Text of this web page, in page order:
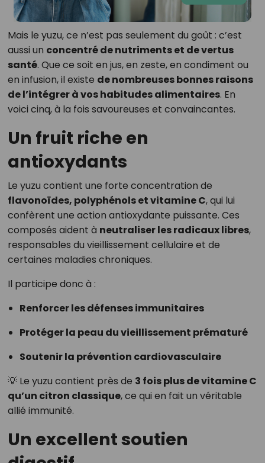
Mais le yuzu, ce n’est pas seulement du goût : c’est
aussi un concentré de nutriments et de vertus
santé. Que ce soit en jus, en zeste, en condiment ou
en infusion, il existe de nombreuses bonnes raisons
de l’intégrer à vos habitudes alimentaires. En
voici cinq, à la fois savoureuses et convaincantes.
Un fruit riche en
antioxydants
Le yuzu contient une forte concentration de
flavonoïdes, polyphénols et vitamine C, qui lui
confèrent une action antioxydante puissante. Ces
composés aident à neutraliser les radicaux libres,
responsables du vieillissement cellulaire et de
certaines maladies chroniques.
Il participe donc à :
Renforcer les défenses immunitaires
Protéger la peau du vieillissement prématuré
Soutenir la prévention cardiovasculaire
💡 Le yuzu contient près de 3 fois plus de vitamine C
qu’un citron classique, ce qui en fait un véritable
allié immunité.
Un excellent soutien